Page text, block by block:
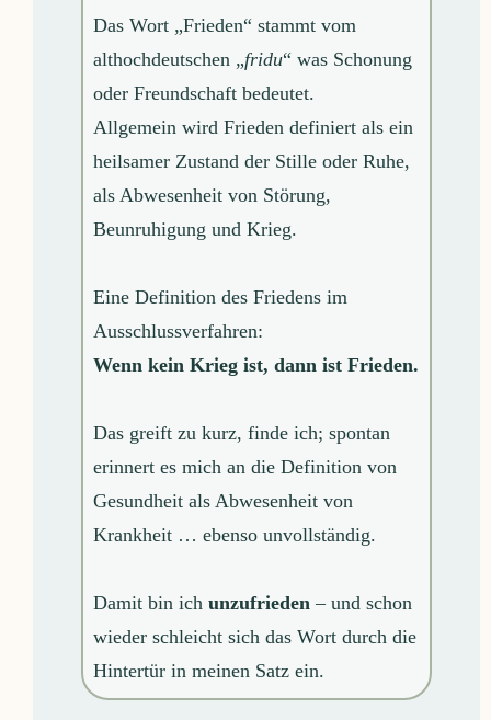
Das Wort „Frieden“ stammt vom
althochdeutschen „fridu“ was Schonung
oder Freundschaft bedeutet.
Allgemein wird Frieden definiert als ein
heilsamer Zustand der Stille oder Ruhe,
als Abwesenheit von Störung,
Beunruhigung und Krieg.
Eine Definition des Friedens im
Ausschlussverfahren:
Wenn kein Krieg ist, dann ist Frieden.
Das greift zu kurz, finde ich; spontan
erinnert es mich an die Definition von
Gesundheit als Abwesenheit von
Krankheit … ebenso unvollständig.
Damit bin ichunzufrieden – und schon
wieder schleicht sich das Wort durch die
Hintertür in meinen Satz ein.